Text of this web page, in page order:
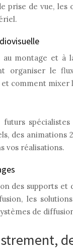
prise de vue,
montage et à
organiser le
comment mixer
des
vos réalisations.
des supports
les
de